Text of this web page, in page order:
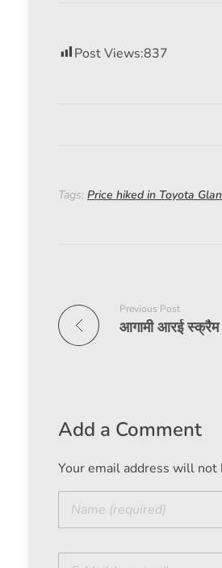
Post Views:837
Tags: Price hiked in Toyota
Previous Post
आगामी आरई स्क्रैम
Add a Comment
Your email address will